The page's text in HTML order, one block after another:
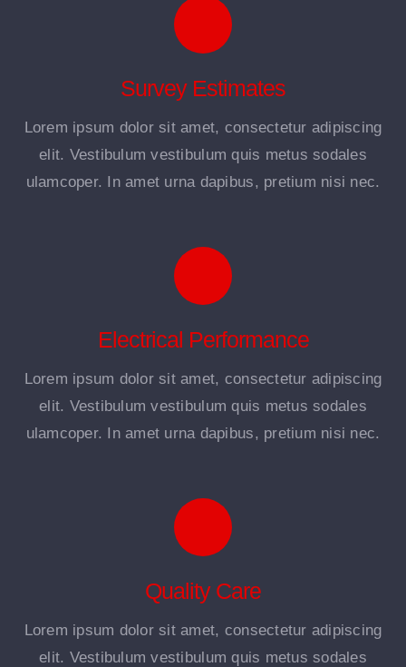
Survey Estimates
Lorem ipsum dolor sit amet, consectetur adipiscing
elit. Vestibulum vestibulum quis metus sodales
ulamcoper. In amet urna dapibus, pretium nisi nec.
Electrical Performance
Lorem ipsum dolor sit amet, consectetur adipiscing
elit. Vestibulum vestibulum quis metus sodales
ulamcoper. In amet urna dapibus, pretium nisi nec.
Quality Care
Lorem ipsum dolor sit amet, consectetur adipiscing
elit. Vestibulum vestibulum quis metus sodales